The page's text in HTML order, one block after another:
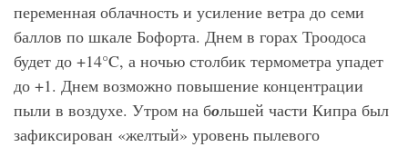
переменная облачность и усиление ветра до семи
баллов по шкале Бофорта. Днем в горах Троодоса
будет до +14°C, а ночью столбик термометра упадет
до +1. Днем возможно повышение концентрации
пыли в воздухе. Утром на большей части Кипра был
зафиксирован «желтый» уровень пылевого